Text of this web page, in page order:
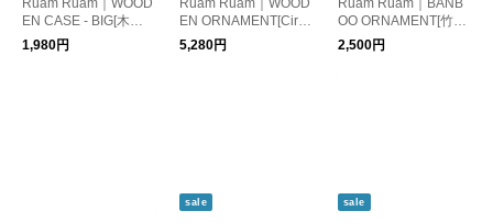
EN CASE - BIG[木製
小物入れ(大)]
1,980円
EN ORNAMENT[Circl
e]｜ウッドオーナメン
ト
5,280円
OO ORNAMENT[竹か
ご置物]
2,500円
sale sale